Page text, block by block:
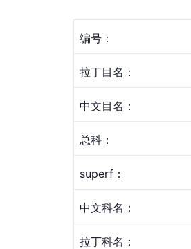
编号：
拉丁目名：
中文目名：
总科 ：
superf：
中文科名：
拉丁科名：